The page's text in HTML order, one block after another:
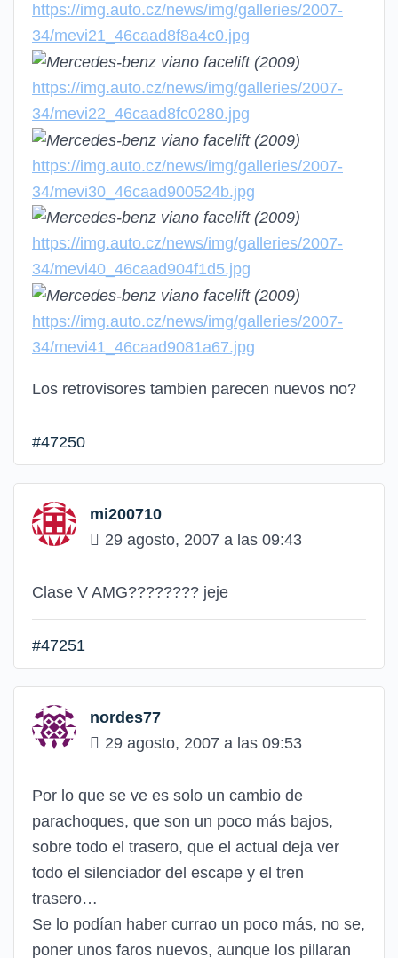
https://img.auto.cz/news/img/galleries/2007-
34/mevi21_46caad8f8a4c0.jpg
https://img.auto.cz/news/img/galleries/2007-
34/mevi22_46caad8fc0280.jpg
https://img.auto.cz/news/img/galleries/2007-
34/mevi30_46caad900524b.jpg
https://img.auto.cz/news/img/galleries/2007-
34/mevi40_46caad904f1d5.jpg
https://img.auto.cz/news/img/galleries/2007-
34/mevi41_46caad9081a67.jpg
Los retrovisores tambien parecen nuevos no?
#47250
mi200710
29 agosto, 2007 a las 09:43
Clase V AMG???????? jeje
#47251
nordes77
29 agosto, 2007 a las 09:53
Por lo que se ve es solo un cambio de
parachoques, que son un poco más bajos,
sobre todo el trasero, que el actual deja ver
todo el silenciador del escape y el tren
trasero…
Se lo podían haber currao un poco más, no se,
poner unos faros nuevos, aunque los pillaran